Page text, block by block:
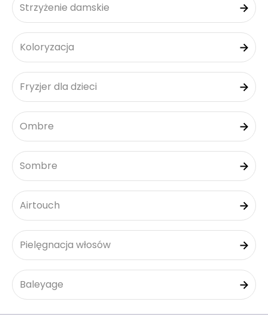
Strzyżenie damskie
Koloryzacja
Fryzjer dla dzieci
Ombre
Sombre
Airtouch
Pielęgnacja włosów
Baleyage